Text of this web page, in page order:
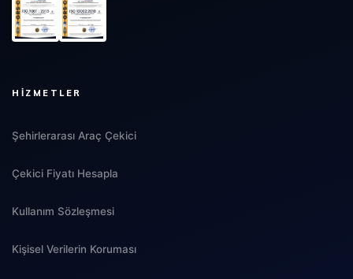
HIZMETLER
Şehirlerarası Araç Çekici
Çekici Fiyatı Hesapla
Kullanım Sözleşmesi
Kişisel Verilerin Koruması